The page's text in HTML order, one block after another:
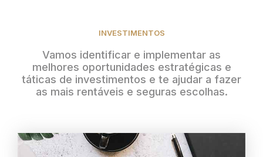
INVESTIMENTOS
Vamos identificar e implementar as
melhores oportunidades estratégicas e
táticas de investimentos e te ajudar a fazer
as mais rentáveis e seguras escolhas.